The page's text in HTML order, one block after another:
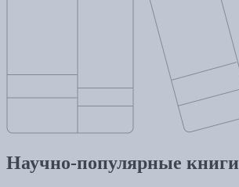
Научно-популярные книги